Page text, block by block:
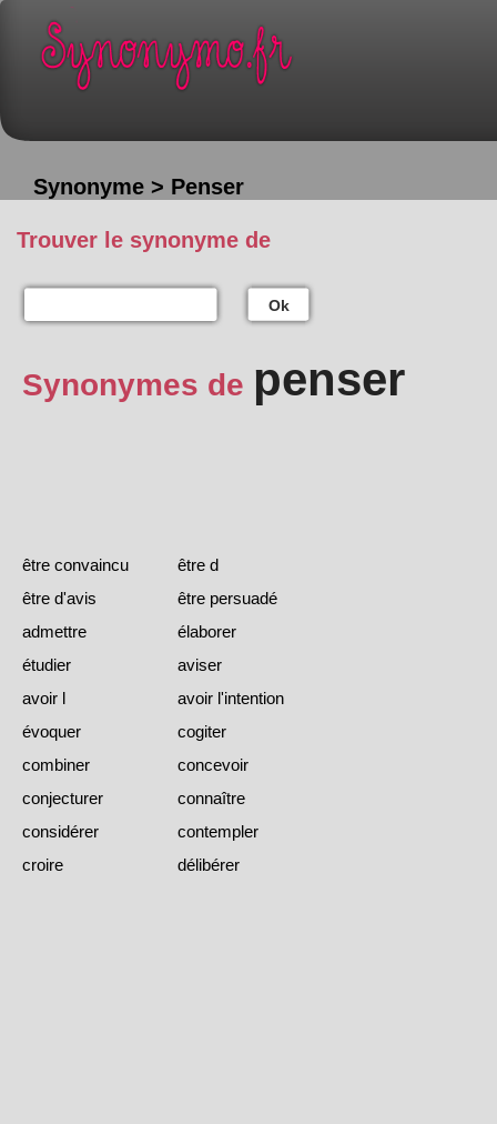
Synonyme > Penser
Trouver le synonyme de
Ok
Synonymes de penser
être convaincu
être d
être d'avis
être persuadé
admettre
élaborer
étudier
aviser
avoir l
avoir l'intention
évoquer
cogiter
combiner
concevoir
conjecturer
connaître
considérer
contempler
croire
délibérer